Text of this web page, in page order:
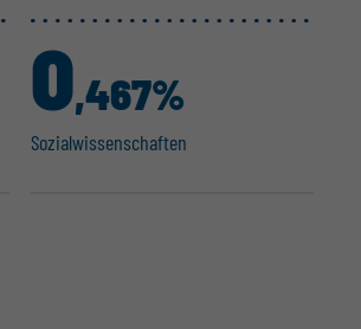
Sozial­wis­sen­schaften
0,467%